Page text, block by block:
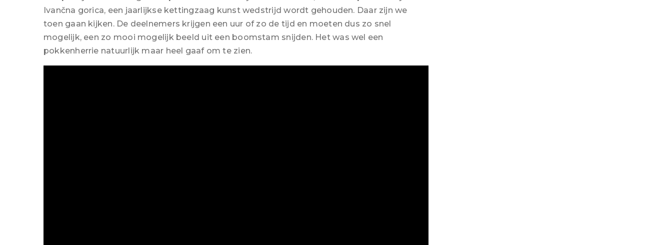
Ivančna gorica, een jaarlijkse kettingzaag kunst wedstrijd wordt gehouden. Daar zijn we
toen gaan kijken. De deelnemers krijgen een uur of zo de tijd en moeten dus zo snel
mogelijk, een zo mooi mogelijk beeld uit een boomstam snijden. Het was wel een
pokkenherrie natuurlijk maar heel gaaf om te zien.